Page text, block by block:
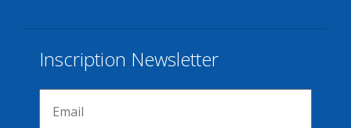
Inscription Newsletter